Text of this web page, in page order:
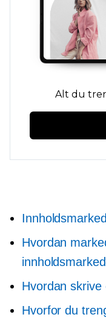
Alt du
Hvordan
Hvordan
Hvorfor du